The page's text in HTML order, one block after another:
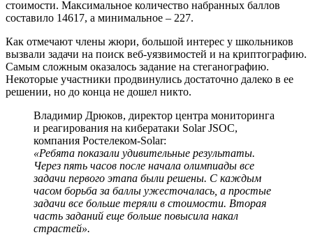
стоимости. Максимальное количество набранных баллов
составило 14617, а минимальное – 227.
Как отмечают члены жюри, большой интерес у школьников
вызвали задачи на поиск веб-уязвимостей и на криптографию.
Самым сложным оказалось задание на стеганографию.
Некоторые участники продвинулись достаточно далеко в ее
решении, но до конца не дошел никто.
Владимир Дрюков, директор центра мониторинга
и реагирования на кибератаки Solar JSOC,
компания Ростелеком-Solar:
«Ребята показали удивительные результаты.
Через пять часов после начала олимпиады все
задачи первого этапа были решены. С каждым
часом борьба за баллы ужесточалась, а простые
задачи все больше теряли в стоимости. Вторая
часть заданий еще больше повысила накал
страстей».